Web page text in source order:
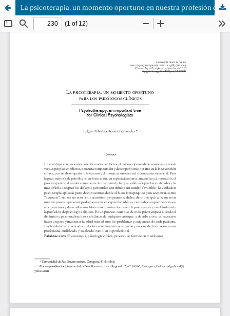
La psicoterapia: un momento oportuno en nuestra profesión de psicólogos clínicos